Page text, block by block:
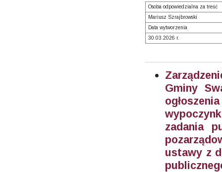
Osoba odpowiedzialna za treść
Mariusz Szrajbrowski
Data wytworzenia
30.03.2026 r.
Gminy
zadania
ustawy z